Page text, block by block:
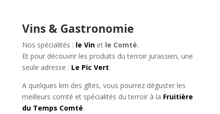
Vins & Gastronomie
Nos spécialités : le Vinet le Comté.
Et pour découvrir les produits du terroir jurassien, une
seule adresse : Le Pic Vert.
A quelques km des gîtes, vous pourrez déguster les
meilleurs comté et spécialités du terroir à la Fruitière
du Temps Comté.